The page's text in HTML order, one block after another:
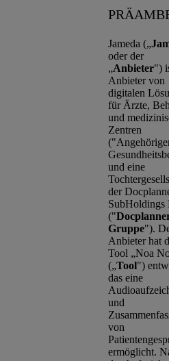
Jameda („
oder der
„Anbieter")
Anbieter von
digitalen
für Ärzte,
und
Zentren
und eine
der
SubHoldings
("
Gruppe").
Anbieter hat
Tool „Noa
(„Tool")
das eine
und
von
ermöglicht.